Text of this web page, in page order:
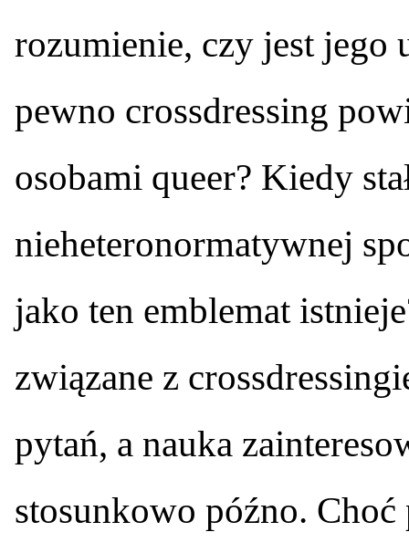
rozumienie, czy jest jego
pewno crossdressing
osobami queer? Kiedy
nieheteronormatywnej
jako ten emblemat
związane z
pytań, a nauka
stosunkowo późno.